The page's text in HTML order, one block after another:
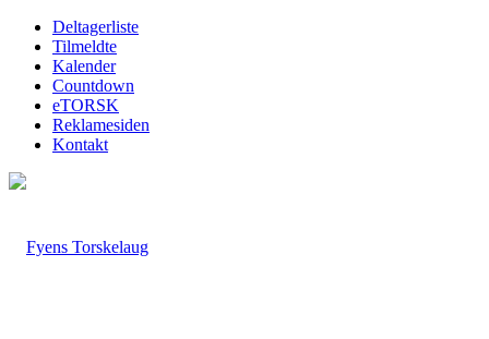
Deltagerliste
Tilmeldte
Kalender
Countdown
eTORSK
Reklamesiden
Kontakt